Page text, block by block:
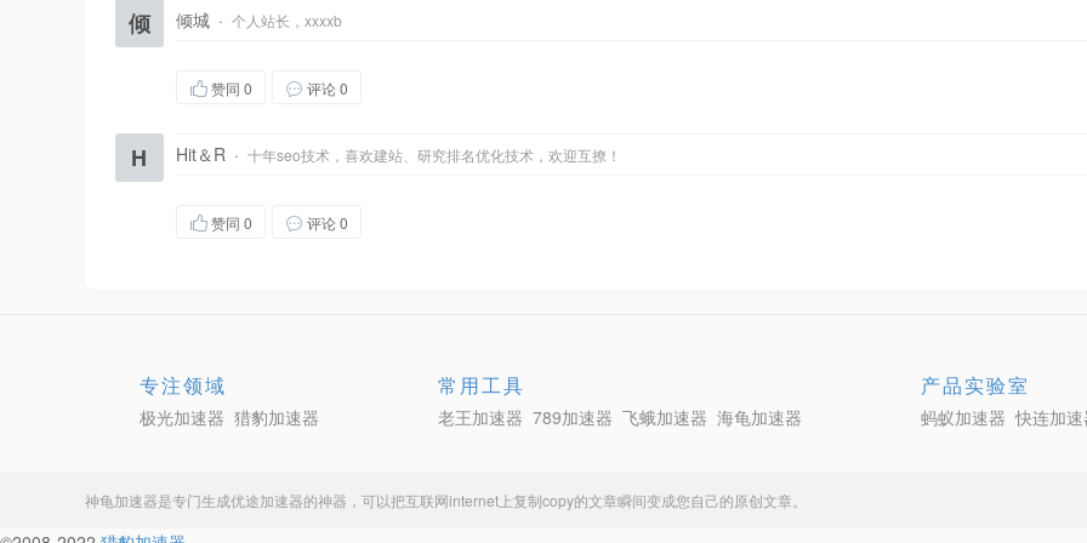
倾 倾城 · 个人站长，xxxxb
赞同 0 评论 0
H Hit＆R · 十年seo技术，喜欢建站、研究排名优化技术，欢迎互撩！
赞同 0 评论 0
专注领域
极光加速器 猎豹加速器
常用工具
老王加速器 789加速器 飞蛾加速器 海龟加速器
产品实验室
蚂蚁加速器 快连加速
神龟加速器是专门生成优途加速器的神器，可以把互联网internet上复制copy的文章瞬间变成您自己的原创文章。